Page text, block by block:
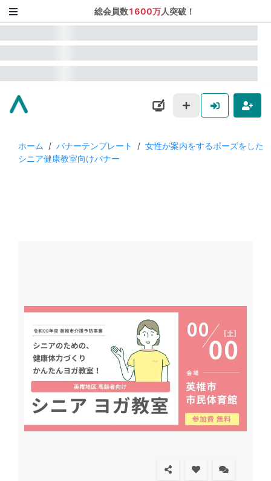
総会員数1600万人突破！
ホーム / バナーテンプレート / 女性が案内をするポーズをした
シニア健康教室向けバナー